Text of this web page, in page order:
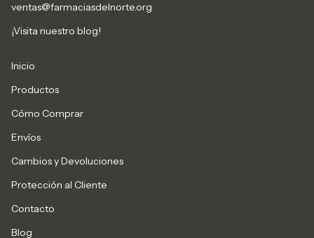
ventas@farmaciasdelnorte.org
¡Visita nuestro blog!
Inicio
Productos
Cómo Comprar
Envíos
Cambios y Devoluciones
Protección al Cliente
Contacto
Blog